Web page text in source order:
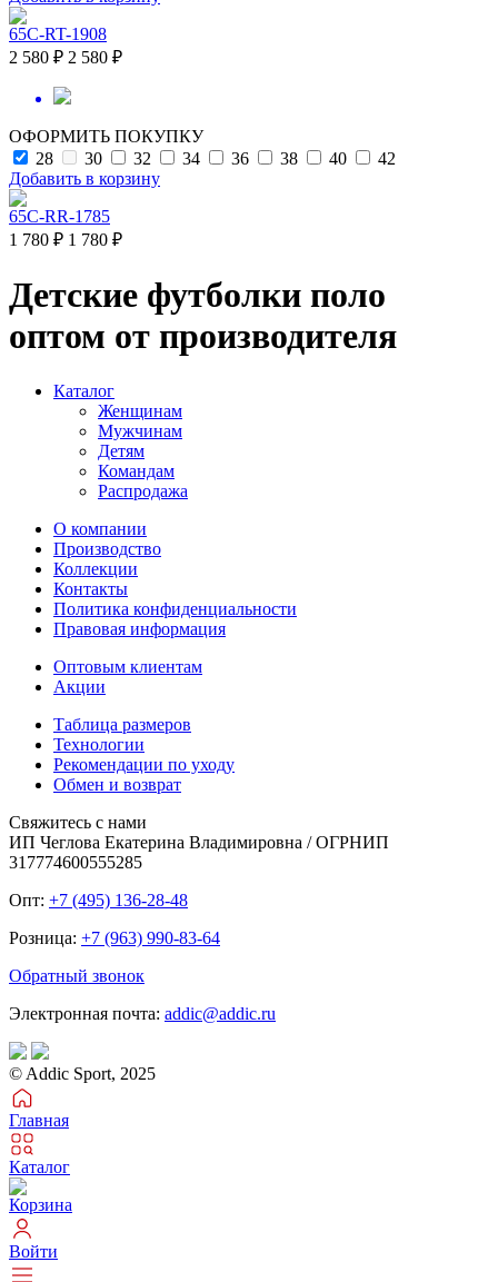
65C-RT-1908
2 580 ₽ 2 580 ₽
ОФОРМИТЬ ПОКУПКУ
28
30 32 34 36 38 40
42
Добавить в корзину
65C-RR-1785
1 780 ₽ 1 780 ₽
Детские футболки поло
оптом от производителя
Каталог
Женщинам
Мужчинам
Детям
Командам
Распродажа
О компании
Производство
Коллекции
Контакты
Политика конфиденциальности
Правовая информация
Оптовым клиентам
Акции
Таблица размеров
Технологии
Рекомендации по уходу
Обмен и возврат
Свяжитесь с нами
ИП Чеглова Екатерина Владимировна / ОГРНИП
317774600555285
Опт: +7 (495) 136-28-48
Розница: +7 (963) 990-83-64
Обратный звонок
Электронная почта: addic@addic.ru
© Addic Sport, 2025
Главная
Каталог
Корзина
Войти